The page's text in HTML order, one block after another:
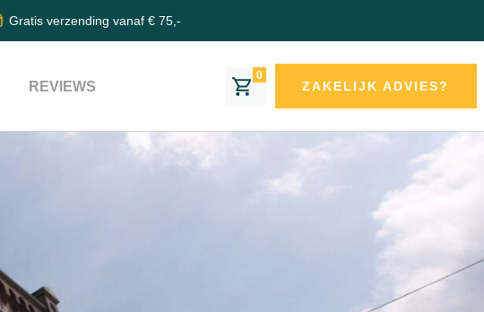
Gratis verzending vanaf € 75,-
REVIEWS
0
ZAKELIJK ADVIES?